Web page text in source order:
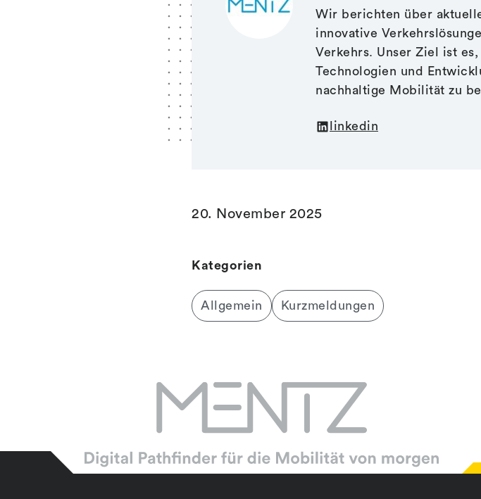
Wir berichten über
innovative
Verkehrs. Unser Ziel ist
Technologien und
nachhaltige Mobilität zu
linkedin
20. November 2025
Kategorien
Allgemein Kurzmeldungen